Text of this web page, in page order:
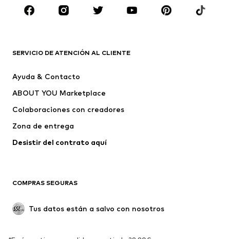
ROPA
Camisetas
Jeans
Pantalones
Ropa interior
Jerséis y cárdigans
Trajes y chaquetas
Nuevo
Tendencia
SERVICIO DE ATENCIÓN AL CLIENTE
Ayuda & Contacto
ABOUT YOU Marketplace
Colaboraciones con creadores
Zona de entrega
Desistir del contrato aquí
COMPRAS SEGURAS
Tus datos están a salvo con nosotros